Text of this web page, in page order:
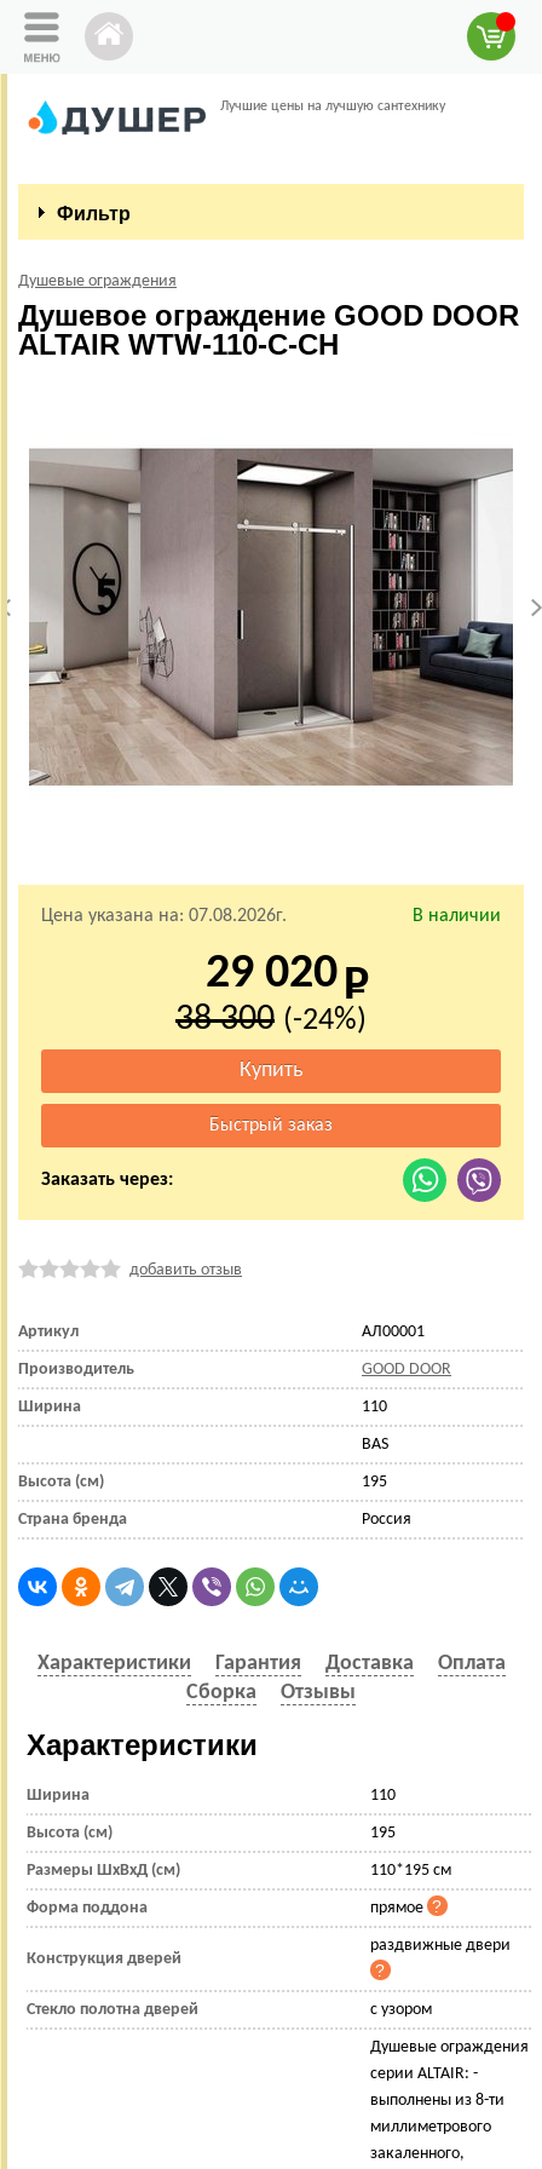
Лучшие цены на лучшую сантехнику
Фильтр
Душевые ограждения
Душевое ограждение GOOD DOOR
ALTAIR WTW-110-C-CH
Цена указана на: 07.08.2026г. В наличии
29 020
38 300 (-24%)
Заказать через:
добавить отзыв
Артикул АЛ00001
Производитель GOOD DOOR
Ширина 110
BAS
Высота (см) 195
Страна бренда Россия
Характеристики Гарантия Доставка
Оплата
Сборка
Отзывы
Характеристики
Ширина 110
Высота (см) 195
Размеры ШхВхД (см) 110*195 см
Форма поддона прямое
Конструкция дверей
раздвижные двери
Стекло полотна дверей с узором
Душевые ограждения
серии ALTAIR: -
выполнены из 8-ти
миллиметрового
закаленного,